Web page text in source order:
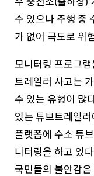
수 있으나 주행 중
가 없어 극도로 위
모니터링 프로그
트레일러 사고는
수 있는 유형이 많
있는 튜브트레일
플랫폼에 수소 튜
니터링을 하고 있
국민들의 불안감